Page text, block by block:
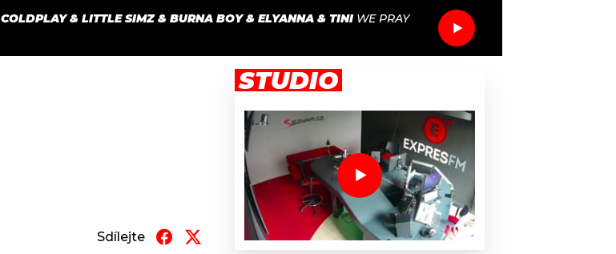
COLDPLAY & LITTLE SIMZ & BURNA BOY & ELYANNA & TINI WE PRAY
Sdílejte
STUDIO